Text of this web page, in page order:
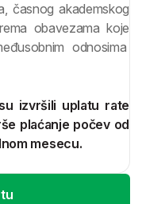
časnog akademskog
obavezama koje
odnosima
izvršili uplatu rate
plaćanje počev od
mesecu.